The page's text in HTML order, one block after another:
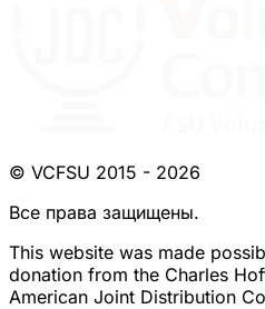
© VCFSU 2015 - 2026
Все права защищены.
This website was made
donation from the Charles
American Joint Distribution